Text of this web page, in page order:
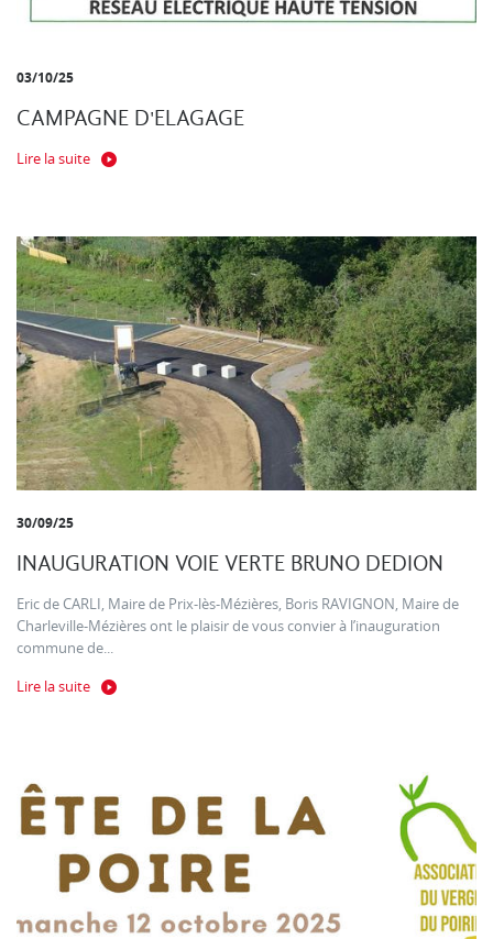
03/10/25
CAMPAGNE D'ELAGAGE
Lire la suite
30/09/25
INAUGURATION VOIE VERTE BRUNO DEDION
Eric de CARLI, Maire de Prix-lès-Mézières, Boris RAVIGNON, Maire de
Charleville-Mézières ont le plaisir de vous convier à l’inauguration
commune de...
Lire la suite